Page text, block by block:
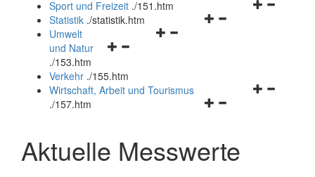
Navigationsmenü
Sport und Freizeit ./151.htm
Navigationsmenü
Statistik ./statistik.htm
Navigationsmenü
und
schließen
Umwelt
und Natur
./153.htm
Verkehr ./155.htm
Navigationsmenü
schließen
Wirtschaft, Arbeit und Tourismus
./157.htm
Aktuelle Messwerte